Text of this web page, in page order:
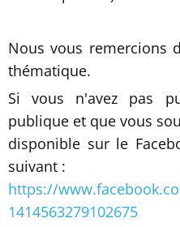
Nous vous remercions
thématique.
Si vous n'avez pas
publique et que vous
disponible sur le
suivant :
https://
1414563279102675